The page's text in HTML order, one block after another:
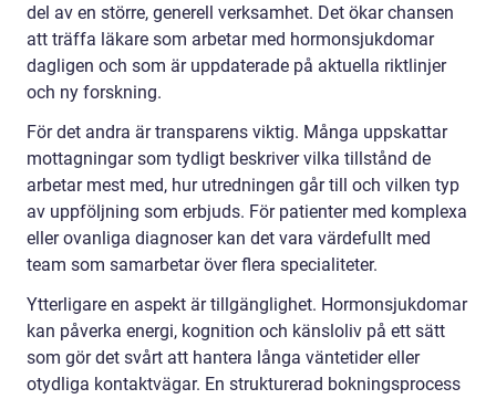
del av en större, generell verksamhet. Det ökar chansen
att träffa läkare som arbetar med hormonsjukdomar
dagligen och som är uppdaterade på aktuella riktlinjer
och ny forskning.
För det andra är transparens viktig. Många uppskattar
mottagningar som tydligt beskriver vilka tillstånd de
arbetar mest med, hur utredningen går till och vilken typ
av uppföljning som erbjuds. För patienter med komplexa
eller ovanliga diagnoser kan det vara värdefullt med
team som samarbetar över flera specialiteter.
Ytterligare en aspekt är tillgänglighet. Hormonsjukdomar
kan påverka energi, kognition och känsloliv på ett sätt
som gör det svårt att hantera långa väntetider eller
otydliga kontaktvägar. En strukturerad bokningsprocess